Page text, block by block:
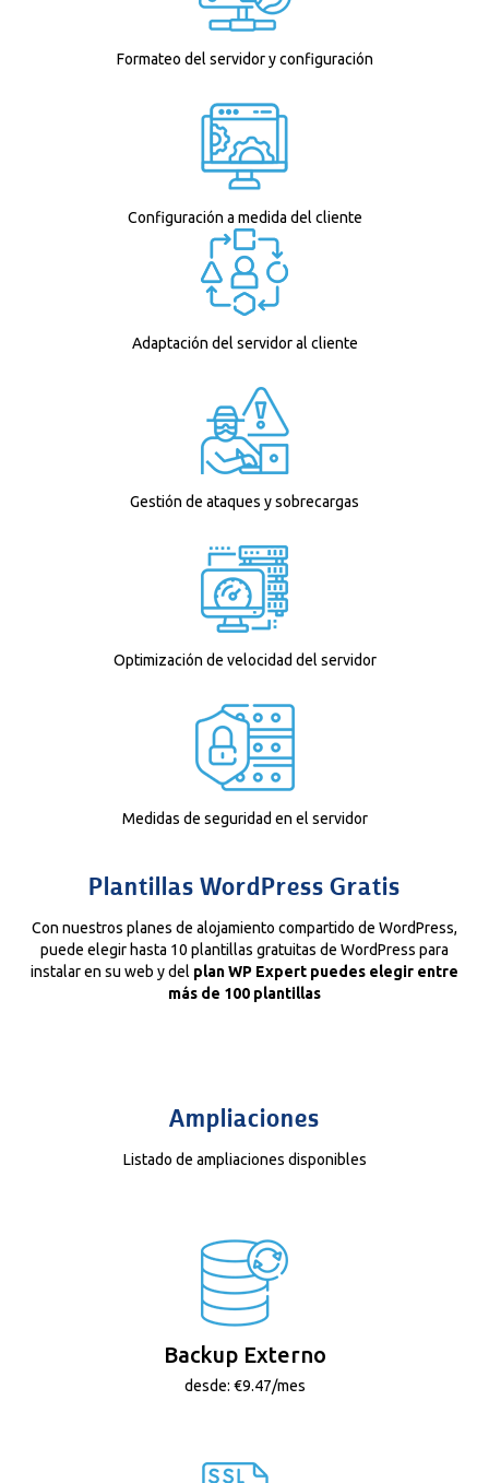
Formateo del servidor y configuración
Configuración a medida del cliente
Adaptación del servidor al cliente
Gestión de ataques y sobrecargas
Optimización de velocidad del servidor
Medidas de seguridad en el servidor
Plantillas WordPress Gratis
Con nuestros planes de alojamiento compartido de WordPress,
puede elegir hasta 10 plantillas gratuitas de WordPress para
instalar en su web y del plan WP Expert puedes elegir entre
más de 100 plantillas
Ampliaciones
Listado de ampliaciones disponibles
Backup Externo
desde: €9.47/mes